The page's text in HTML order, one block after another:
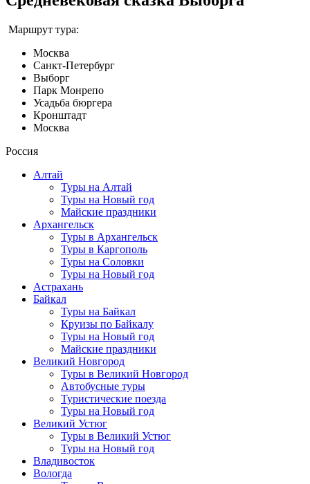
Маршрут тура:
Москва
Санкт-Петербург
Выборг
Парк Монрепо
Усадьба бюргера
Кронштадт
Москва
Россия
Алтай
Туры на Алтай
Туры на Новый год
Майские праздники
Архангельск
Туры в Архангельск
Туры в Каргополь
Туры на Соловки
Туры на Новый год
Астрахань
Байкал
Туры на Байкал
Круизы по Байкалу
Туры на Новый год
Майские праздники
Великий Новгород
Туры в Великий Новгород
Автобусные туры
Туристические поезда
Туры на Новый год
Великий Устюг
Туры в Великий Устюг
Туры на Новый год
Владивосток
Вологда